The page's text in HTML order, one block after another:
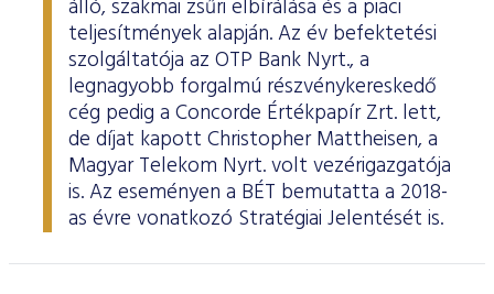
álló, szakmai zsűri elbírálása és a piaci
teljesítmények alapján. Az év befektetési
szolgáltatója az OTP Bank Nyrt., a
legnagyobb forgalmú részvénykereskedő
cég pedig a Concorde Értékpapír Zrt. lett,
de díjat kapott Christopher Mattheisen, a
Magyar Telekom Nyrt. volt vezérigazgatója
is. Az eseményen a BÉT bemutatta a 2018-
as évre vonatkozó Stratégiai Jelentését is.